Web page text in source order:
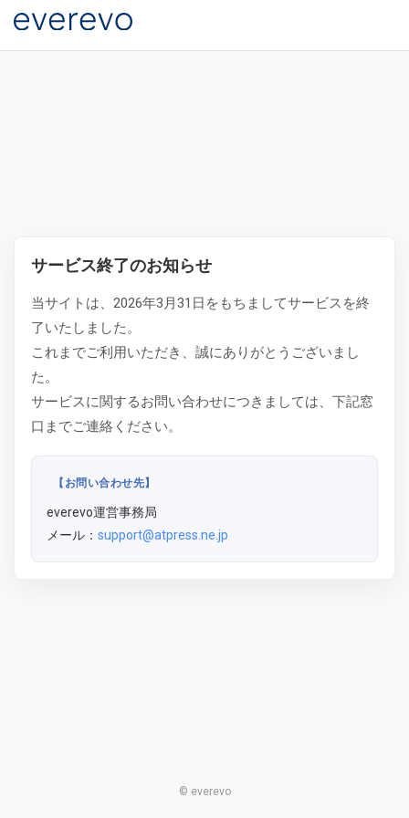
サービス終了のお知らせ
当サイトは、2026年3月31日をもちましてサービスを終
了いたしました。
これまでご利用いただき、誠にありがとうございまし
た。
サービスに関するお問い合わせにつきましては、下記窓
口までご連絡ください。
【お問い合わせ先】
everevo運営事務局
メール： support@atpress.ne.jp
© everevo